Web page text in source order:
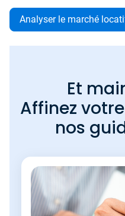
Analyser le marché
Et
Affinez
nos